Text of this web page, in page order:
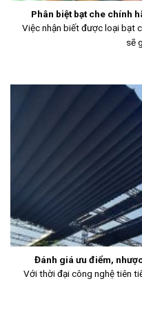
Phân biệt bạt che chính
Việc nhận biết được loại bạt
sẽ
Đánh giá ưu điểm,
Với thời đại công nghệ tiên